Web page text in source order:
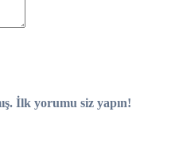
İlk yorumu siz yapın!